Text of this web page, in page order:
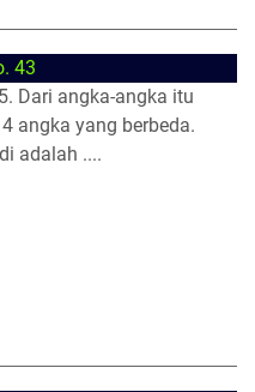
43
Dari angka-angka itu
angka yang berbeda.
adalah ....